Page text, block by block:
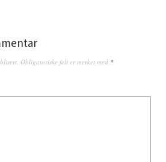
Obligatoriske felt er merket med *